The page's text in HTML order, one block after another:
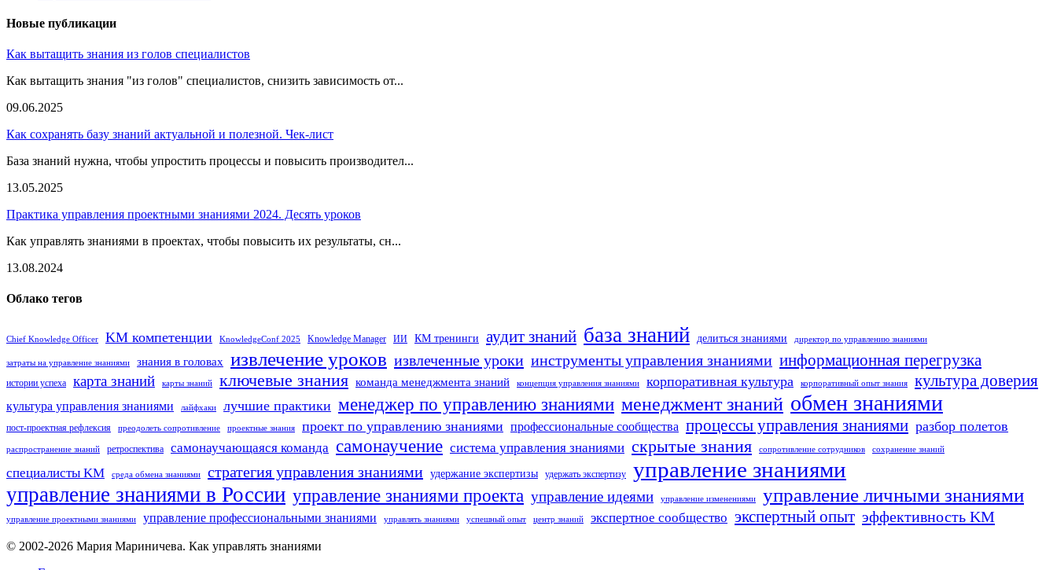
Новые публикации
Как вытащить знания из голов специалистов
Как вытащить знания "из голов" специалистов, снизить зависимость от...
09.06.2025
Как сохранять базу знаний актуальной и полезной. Чек-лист
База знаний нужна, чтобы упростить процессы и повысить производител...
13.05.2025
Практика управления проектными знаниями 2024. Десять уроков
Как управлять знаниями в проектах, чтобы повысить их результаты, сн...
13.08.2024
Облако тегов
Chief Knowledge Officer KM компетенции KnowledgeConf 2025 Knowledge Manager ИИ КМ тренинги аудит знаний база знаний делиться знаниями директор по управлению знаниями
затраты на управление знаниями знания в головах извлечение уроков извлеченные уроки инструменты управления знаниями информационная перегрузка
истории успеха карта знаний карты знаний ключевые знания команда менеджмента знаний концепция управления знаниями корпоративная культура корпоративный опыт знания культура доверия
культура управления знаниями лайфхаки лучшие практики менеджер по управлению знаниями менеджмент знаний обмен знаниями
пост-проектная рефлексия преодолеть сопротивление проектные знания проект по управлению знаниями профессиональные сообщества процессы управления знаниями разбор полетов
распространение знаний ретроспектива самонаучающаяся команда самонаучение система управления знаниями скрытые знания сопротивление сотрудников сохранение знаний
специалисты KM среда обмена знаниями стратегия управления знаниями удержание экспертизы удержать экспертизу управление знаниями
управление знаниями в России управление знаниями проекта управление идеями управление изменениями управление личными знаниями
управление проектными знаниями управление профессиональными знаниями управлять знаниями успешный опыт центр знаний экспертное сообщество экспертный опыт эффективность KM
© 2002-2026 Мария Мариничева. Как управлять знаниями